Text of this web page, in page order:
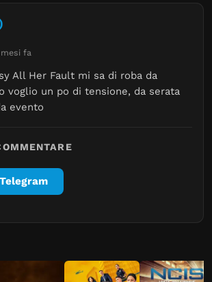
fa
All Her Fault mi sa di roba da
voglio un po di tensione, da serata
evento